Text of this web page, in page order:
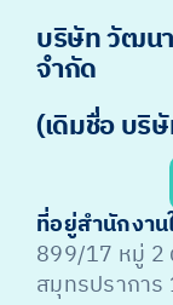
บริษัท วัฒน
จำกัด
(เดิมชื่อ บริ
ที่อยู่สำนักงา
899/17 หมู่ 2
สมุทรปรากา